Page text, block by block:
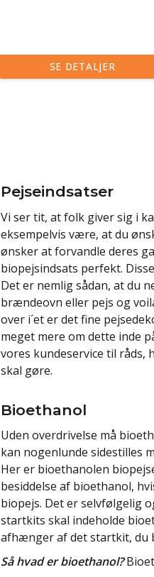
SE DETALJER
Pejseindsatser
Vi ser tit, at folk giver sig i
eksempelvis være, at du
ønsker at forvandle deres
biopejsindsats perfekt.
Det er nemlig sådan, at du
brændeovn eller pejs og
over i´et er det fine
meget mere om dette inde
vores kundeservice til råds,
skal gøre.
Bioethanol
Uden overdrivelse må
kan nogenlunde sidestilles
Her er bioethanolen
besiddelse af bioethanol,
biopejs. Det er selvfølgelig
startkits skal indeholde
afhænger af det startkit, du
Så hvad er bioethanol?